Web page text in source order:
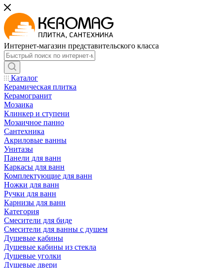
Интернет-магазин представительского класса
Каталог
Керамическая плитка
Керамогранит
Мозаика
Клинкер и ступени
Мозаичное панно
Сантехника
Акриловые ванны
Унитазы
Панели для ванн
Каркасы для ванн
Комплектующие для ванн
Ножки для ванн
Ручки для ванн
Карнизы для ванн
Категория
Смесители для биде
Смесители для ванны с душем
Душевые кабины
Душевые кабины из стекла
Душевые уголки
Душевые двери